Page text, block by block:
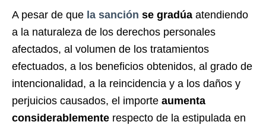
A pesar de que la sanción se gradúa atendiendo
a la naturaleza de los derechos personales
afectados, al volumen de los tratamientos
efectuados, a los beneficios obtenidos, al grado de
intencionalidad, a la reincidencia y a los daños y
perjuicios causados, el importe aumenta
considerablemente respecto de la estipulada en